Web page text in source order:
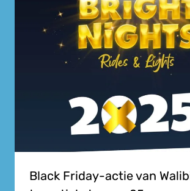
Black Friday-actie van